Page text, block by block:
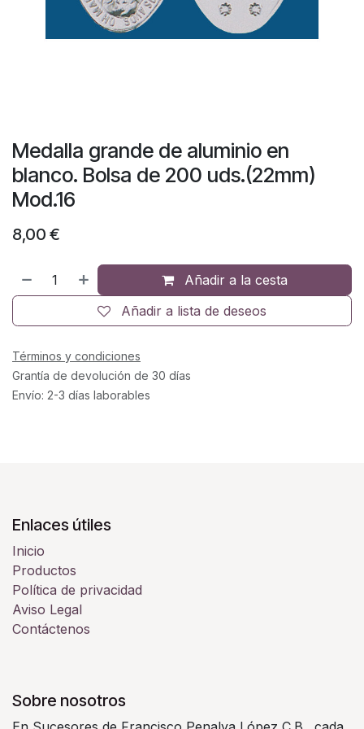
Medalla grande de aluminio en
blanco. Bolsa de 200 uds.(22mm)
Mod.16
8,00 €
Añadir a la cesta
Añadir a lista de deseos
Términos y condiciones
Grantía de devolución de 30 días
Envío: 2-3 días laborables
Enlaces útiles
Inicio
Productos
Política de privacidad
Aviso Legal
Contáctenos
Sobre nosotros